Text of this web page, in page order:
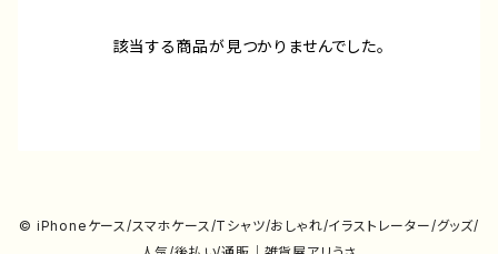
該当する商品が見つかりませんでした。
© iPhoneケース/スマホケース/Tシャツ/おしゃれ/イラストレーター/グッズ/